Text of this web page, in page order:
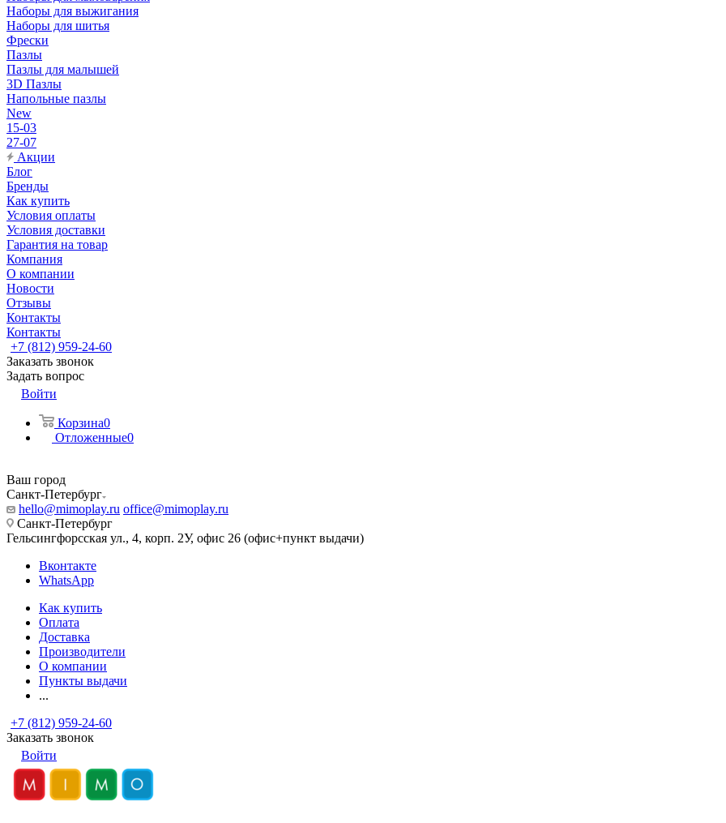
Наборы для выжигания
Наборы для шитья
Фрески
Пазлы
Пазлы для малышей
3D Пазлы
Напольные пазлы
New
15-03
27-07
Акции
Блог
Бренды
Как купить
Условия оплаты
Условия доставки
Гарантия на товар
Компания
О компании
Новости
Отзывы
Контакты
Контакты
+7 (812) 959-24-60
Заказать звонок
Задать вопрос
Войти
Корзина0
Отложенные0
Ваш город
Санкт-Петербург
hello@mimoplay.ru office@mimoplay.ru
Санкт-Петербург
Гельсингфорсская ул., 4, корп. 2У, офис 26 (офис+пункт выдачи)
Вконтакте
WhatsApp
Как купить
Оплата
Доставка
Производители
О компании
Пункты выдачи
...
+7 (812) 959-24-60
Заказать звонок
Войти